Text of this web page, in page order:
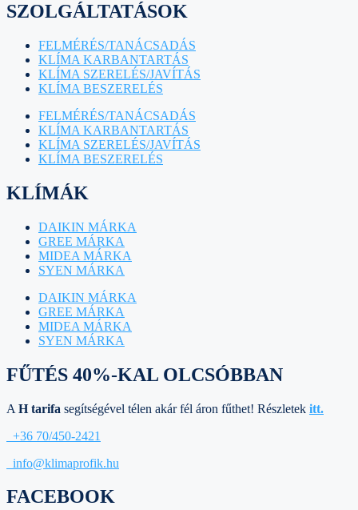
SZOLGÁLTATÁSOK
FELMÉRÉS/TANÁCSADÁS
KLÍMA KARBANTARTÁS
KLÍMA SZERELÉS/JAVÍTÁS
KLÍMA BESZERELÉS
FELMÉRÉS/TANÁCSADÁS
KLÍMA KARBANTARTÁS
KLÍMA SZERELÉS/JAVÍTÁS
KLÍMA BESZERELÉS
KLÍMÁK
DAIKIN MÁRKA
GREE MÁRKA
MIDEA MÁRKA
SYEN MÁRKA
DAIKIN MÁRKA
GREE MÁRKA
MIDEA MÁRKA
SYEN MÁRKA
FŰTÉS 40%-KAL OLCSÓBBAN
A H tarifa segítségével télen akár fél áron fűthet! Részletek itt.
+36 70/450-2421
info@klimaprofik.hu
FACEBOOK